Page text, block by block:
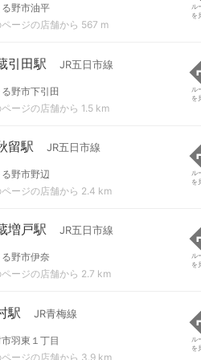
野市油平
ページの店舗から 567 m
ル
を
引田駅 JR五日市線
野市下引田
ページの店舗から 1.5 km
ル
を
留駅 JR五日市線
野市野辺
ページの店舗から 2.4 km
ル
を
増戸駅 JR五日市線
野市伊奈
ページの店舗から 2.7 km
ル
を
駅 JR青梅線
羽東１丁目
ページの店舗から 3.9 km
ル
を